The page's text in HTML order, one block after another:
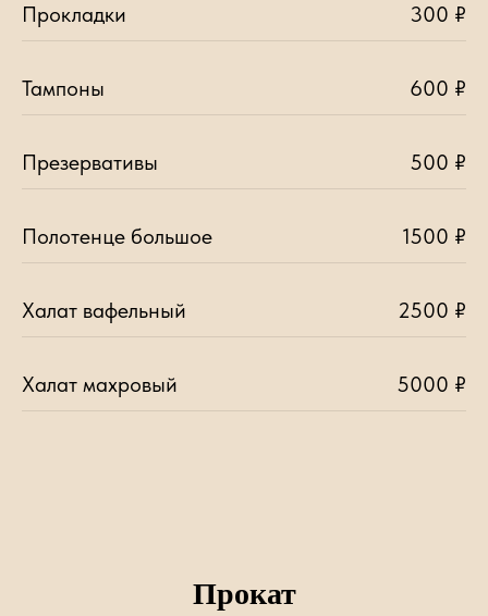
Прокладки 300 ₽
Тампоны 600 ₽
Презервативы 500 ₽
Полотенце большое 1500 ₽
Халат вафельный 2500 ₽
Халат махровый 5000 ₽
Прокат